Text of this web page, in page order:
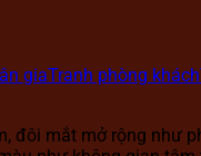
giaTranh phòng khách
đôi mắt mở rộng như